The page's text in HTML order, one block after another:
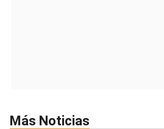
Más Noticias